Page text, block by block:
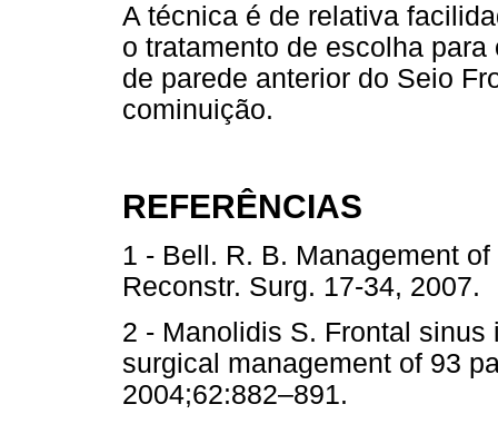
A técnica é de relativa
o tratamento de escolha
de parede anterior do Seio
cominuição.
REFERÊNCIAS
1 - Bell. R. B. Management
Reconstr. Surg. 17-34,
2 - Manolidis S. Frontal
surgical management of 93
2004;62:882–891.